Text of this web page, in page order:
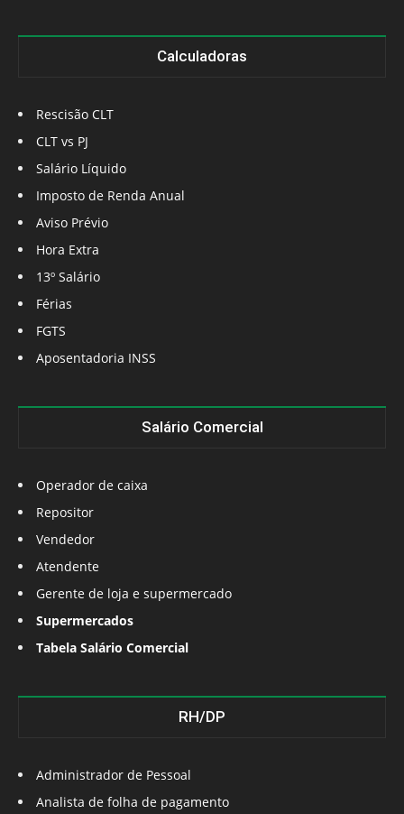
Calculadoras
Rescisão CLT
CLT vs PJ
Salário Líquido
Imposto de Renda Anual
Aviso Prévio
Hora Extra
13º Salário
Férias
FGTS
Aposentadoria INSS
Salário Comercial
Operador de caixa
Repositor
Vendedor
Atendente
Gerente de loja e supermercado
Supermercados
Tabela Salário Comercial
RH/DP
Administrador de Pessoal
Analista de folha de pagamento